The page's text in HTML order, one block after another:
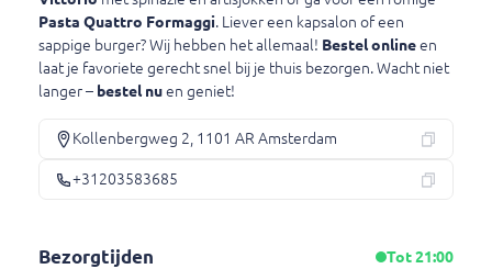
Lipton ice tea sparkling
incl. statiegeld (€ 0,15)
€ 2,65
Lipton ice tea green
Pasta Quattro Formaggi. Liever een kapsalon of een
sappige burger? Wij hebben het allemaal! Bestel onlineen
laat je favoriete gerecht snel bij je thuis bezorgen. Wacht niet
langer – bestel nuen geniet!
Kollenbergweg 2, 1101 AR Amsterdam
+31203583685
Bezorgtijden
Tot 21:00